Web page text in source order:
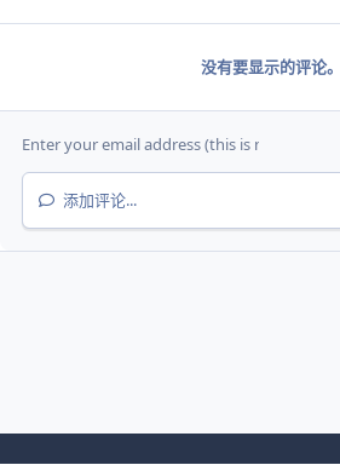
没有要显示的评论。
添加评论...